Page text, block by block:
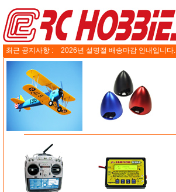
최근 공지사항 : 2026년 설명절 배송마감 안내입니다.